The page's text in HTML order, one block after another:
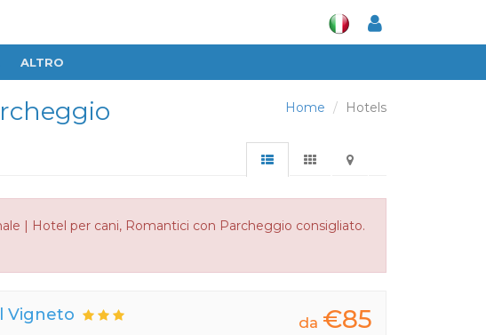
ALTRO
Home Hotels
| Hotel per cani, Romantici con Parcheggio consigliato.
Vigneto da €85